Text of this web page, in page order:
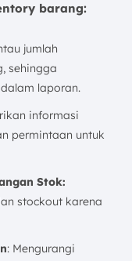
barang:
jumlah
sehingga
laporan.
informasi
permintaan untuk
Stok:
stockout karena
: Mengurangi